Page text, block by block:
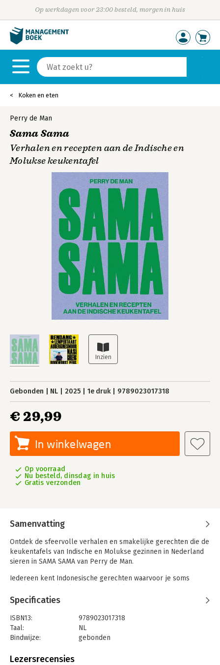
Op werkdagen voor 23:00 besteld, morgen in huis
Koken en eten
Perry de Man
Sama Sama
Verhalen en recepten aan de Indische en
Molukse keukentafel
Gebonden NL 2025 1e druk 9789023017318
€ 29,99
In winkelwagen
Op voorraad
Nu besteld, dinsdag in huis
Gratis verzonden
Samenvatting
Ontdek de sfeervolle verhalen en smakelijke gerechten die de
keukentafels van Indische en Molukse gezinnen in Nederland
sieren in SAMA SAMA van Perry de Man.
Iedereen kent Indonesische gerechten waarvoor je soms
gerechten die Indische en Molukse huishoudens dagelijks
klaarmaken. Door creatief te koken en snel iets te willen
bereiden zijn bijzondere gerechten ontstaan, waarbij smaken
uit de Indische, Molukse én Nederlandse keuken samenkomen.
In SAMA SAMA spreekt Perry met Indische en Molukse
rendang van Vanja van der Leeden, ga voor frikandel pan van
Specificaties
ISBN13:
9789023017318
Taal:
NL
Bindwijze:
gebonden
Uitgever:
Lezersrecensies